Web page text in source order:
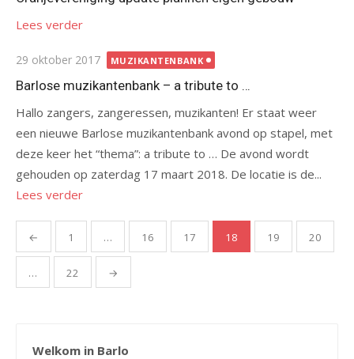
Lees verder
Gepubliceerd
op
29 oktober 2017 MUZIKANTENBANK
Barlose muzikantenbank – a tribute to …
Hallo zangers, zangeressen, muzikanten! Er staat weer
een nieuwe Barlose muzikantenbank avond op stapel, met
deze keer het “thema”: a tribute to … De avond wordt
gehouden op zaterdag 17 maart 2018. De locatie is de...
Lees verder
Berichten
paginering
← 1 … 16 17 18 19 20
… 22 →
Welkom in Barlo